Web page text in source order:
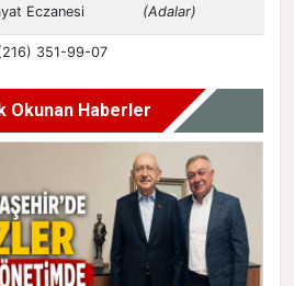
Okunan Haberler